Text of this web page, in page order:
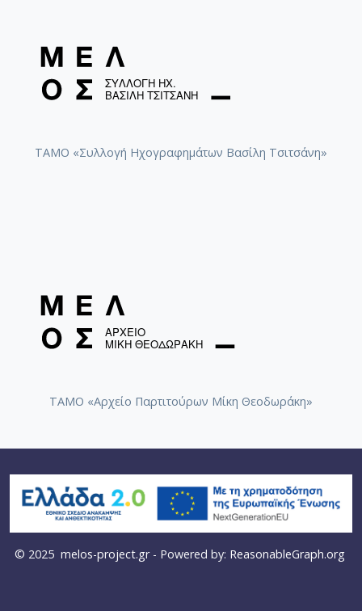
ΤΑΜΟ «Συλλογή Ηχογραφημάτων Βασίλη Τσιτσάνη»
ΤΑΜΟ «Αρχείο Παρτιτούρων Μίκη Θεοδωράκη»
© 2025 melos-project.gr- Powered by: ReasonableGraph.org